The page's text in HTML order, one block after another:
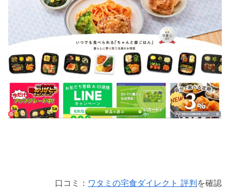
口コミ： ワタミの宅食ダイレクト 評判を確認